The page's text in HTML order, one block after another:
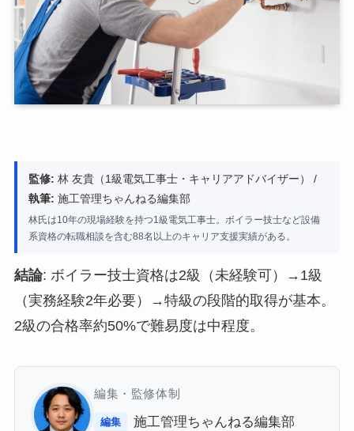
監修: 林 友貴（1級電気工事士・キャリアアドバイザー） /
執筆: 施工管理ちゃんねる編集部
林氏は10年の現場経験を持つ1級電気工事士。ボイラー技士など設備
系資格の転職相談を含む88名以上のキャリア支援実績がある。
結論: ボイラー技士資格は2級（未経験可）→1級
（実務経験2年必要）→特級の段階的取得が基本。
2級の合格率約50%で難易度は中程度。
編集・監修体制
編集
施工管理ちゃんねる編集部